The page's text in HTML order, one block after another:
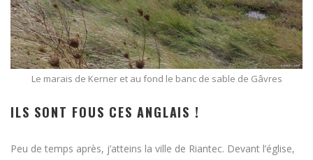
Le marais de Kerner et au fond le banc de sable de Gâvres
ILS SONT FOUS CES ANGLAIS !
Peu de temps après, j’atteins la ville de Riantec. Devant l’église,